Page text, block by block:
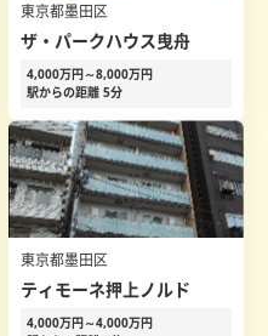
東京都墨田区
ザ・パークハウス曳舟
4,000万円～8,000万円
駅からの距離 5分
東京都墨田区
ティモーネ押上ノルド
4,000万円～4,000万円